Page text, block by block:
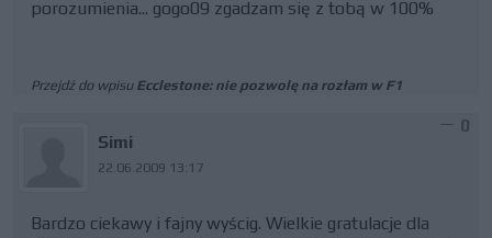
porozumienia... gogo09 zgadzam się z tobą w 100%
Przejdź do wpisu Ecclestone: nie pozwolę na rozłam w F1
Simi
22.06.2009 13:17
0
Bardzo ciekawy i fajny wyścig. Wielkie gratulacje dla